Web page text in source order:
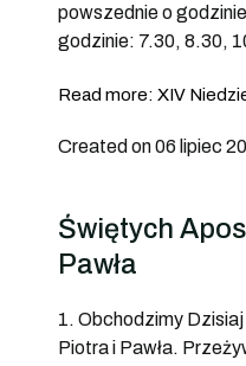
powszednie o
godzinie: 7.30, 8.30,
Read more: XIV
Created on 06 lipiec
Świętych
Pawła
1. Obchodzimy
Piotra i Pawła.